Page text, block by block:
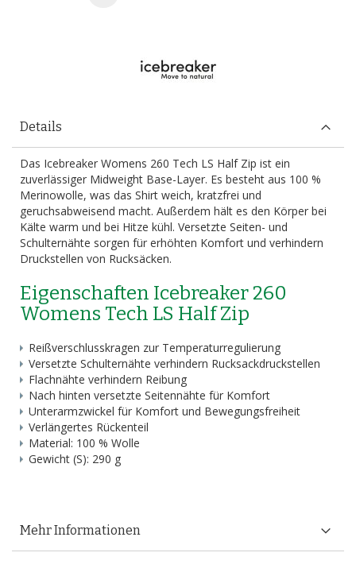
Details
Das Icebreaker Womens 260 Tech LS Half Zip ist ein
zuverlässiger Midweight Base-Layer. Es besteht aus 100 %
Merinowolle, was das Shirt weich, kratzfrei und
geruchsabweisend macht. Außerdem hält es den Körper bei
Kälte warm und bei Hitze kühl. Versetzte Seiten- und
Schulternähte sorgen für erhöhten Komfort und verhindern
Druckstellen von Rucksäcken.
Eigenschaften Icebreaker 260
Womens Tech LS Half Zip
Reißverschlusskragen zur Temperaturregulierung
Versetzte Schulternähte verhindern Rucksackdruckstellen
Flachnähte verhindern Reibung
Nach hinten versetzte Seitennähte für Komfort
Unterarmzwickel für Komfort und Bewegungsfreiheit
Verlängertes Rückenteil
Material: 100 % Wolle
Gewicht (S): 290 g
Mehr Informationen